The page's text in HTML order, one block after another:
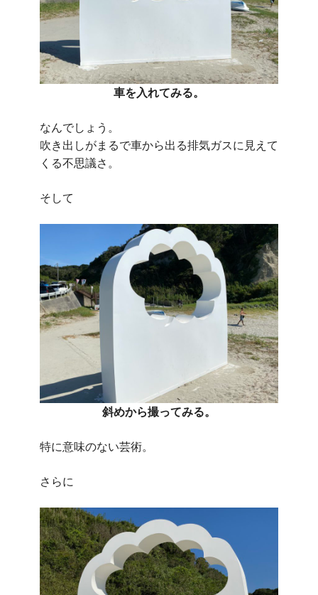
車を入れてみる。
なんでしょう。
吹き出しがまるで車から出る排気ガスに見えて
くる不思議さ。
そして
斜めから撮ってみる。
特に意味のない芸術。
さらに